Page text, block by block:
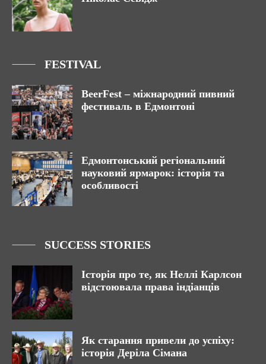
FESTIVAL
BeerFest – міжнародний пивний
фестиваль в Едмонтоні
Едмонтонський регіональний
науковий ярмарок: історія та
особливості
SUCCESS STORIES
Історія про те, як Неллі Карлсон
відстоювала права індіанців
Як старання привели до успіху:
історія Деріла Сімана